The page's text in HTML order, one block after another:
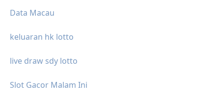
Data Macau
keluaran hk lotto
live draw sdy lotto
Slot Gacor Malam Ini